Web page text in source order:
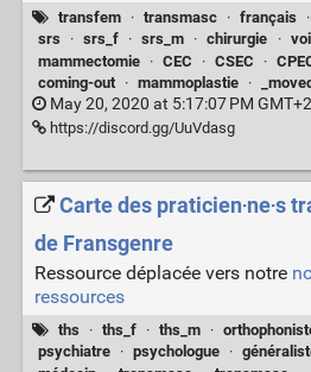
transfem · transmasc · français ·
srs
· srs_f · srs_m · chirurgie ·
mammectomie
· CEC · CSEC ·
coming-out
· mammoplastie · _moved
May 20, 2020 at 5:17:07 PM GMT+2
https://discord.gg/UuVdasg
Carte des praticien‧ne‧s
de Fransgenre
Ressource déplacée vers notre
ressources
ths · ths_f · ths_m ·
psychiatre
· psychologue ·